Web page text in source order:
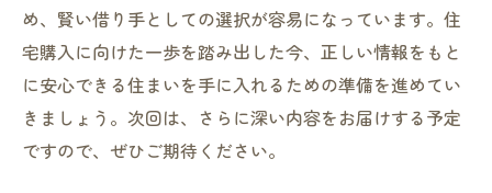
め、賢い借り手としての選択が容易になっています。住
宅購入に向けた一歩を踏み出した今、正しい情報をもと
に安心できる住まいを手に入れるための準備を進めてい
きましょう。次回は、さらに深い内容をお届けする予定
ですので、ぜひご期待ください。